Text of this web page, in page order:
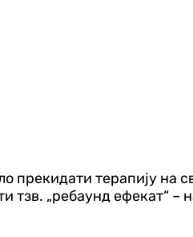
прекидати терапију на
„ребаунд ефекат“ –